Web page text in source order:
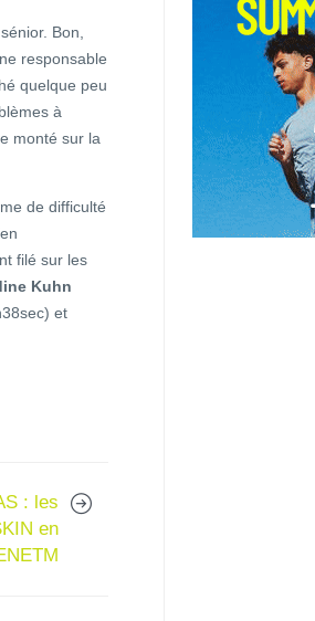
Bon,
responsable
quelque peu
à
monté sur la
de difficulté
filé sur les
Kuhn
et
: les
en